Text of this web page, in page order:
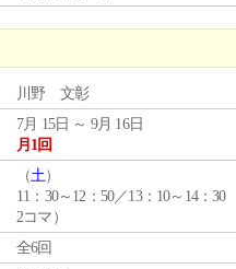
川野 文彰
7月 15日 ～ 9月 16日
月1回
（土）
11：30～12：50／13：10～14：30
2コマ）
全6回